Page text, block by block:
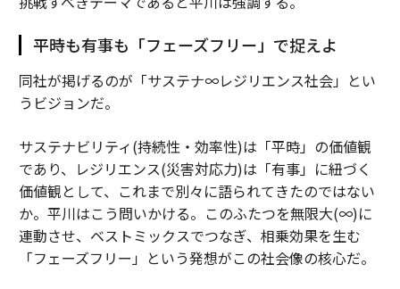
平時も有事も「フェーズフリー」で捉えよ
同社が掲げるのが「サステナ∞レジリエンス社会」とい
うビジョンだ。
サステナビリティ(持続性・効率性)は「平時」の価値観
であり、レジリエンス(災害対応力)は「有事」に紐づく
価値観として、これまで別々に語られてきたのではない
か。平川はこう問いかける。このふたつを無限大(∞)に
連動させ、ベストミックスでつなぎ、相乗効果を生む
「フェーズフリー」という発想がこの社会像の核心だ。